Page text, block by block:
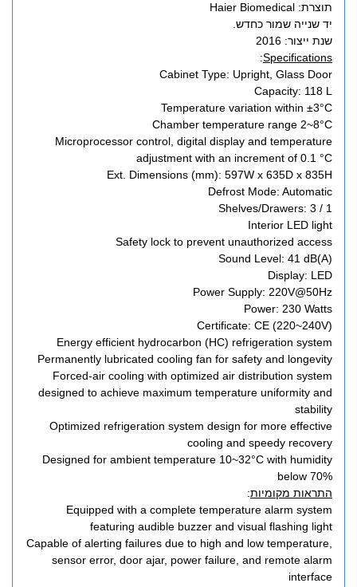
תוצרת: Haier Biomedical
יד שנייה שמור כחדש.
שנת ייצור: 2016
Specifications
:
Cabinet Type: Upright, Glass Door
Capacity: 118 L
Temperature variation within ±3°C
Chamber temperature range 2~8°C
Microprocessor control, digital display and temperature
adjustment with an increment of 0.1 °C
Ext. Dimensions (mm): 597W x 635D x 835H
Defrost Mode: Automatic
Shelves/Drawers: 3 / 1
Interior LED light
Safety lock to prevent unauthorized access
Sound Level: 41 dB(A)
Display: LED
Power Supply: 220V@50Hz
Power: 230 Watts
Certificate: CE (220~240V)
Energy efficient hydrocarbon (HC) refrigeration system
Permanently lubricated cooling fan for safety and longevity
Forced-air cooling with optimized air distribution system
designed to achieve maximum temperature uniformity and
stability
Optimized refrigeration system design for more effective
cooling and speedy recovery
Designed for ambient temperature 10~32°C with humidity
below 70%
התראות מקומיות:
Equipped with a complete temperature alarm system
featuring audible buzzer and visual flashing light
Capable of alerting failures due to high and low temperature,
sensor error, door ajar, power failure, and remote alarm
interface